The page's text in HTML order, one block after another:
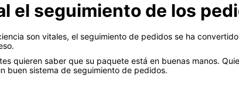
el seguimiento de los
son vitales, el seguimiento de pedidos se ha
quieren saber que su paquete está en buenas manos.
buen sistema de seguimiento de pedidos.